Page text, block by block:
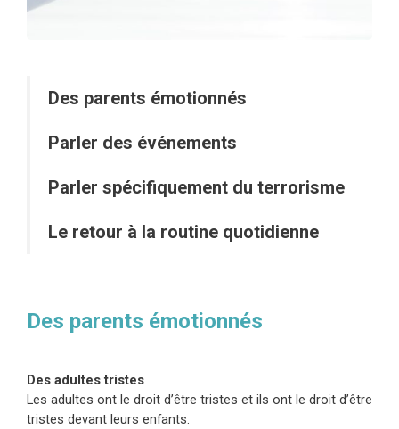
Des parents émotionnés
Parler des événements
Parler spécifiquement du terrorisme
Le retour à la routine quotidienne
Des parents émotionnés
Des adultes tristes
Les adultes ont le droit d’être tristes et ils ont le droit d’être
tristes devant leurs enfants.